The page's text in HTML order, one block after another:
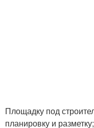
Площадку под
планировку и разметку;